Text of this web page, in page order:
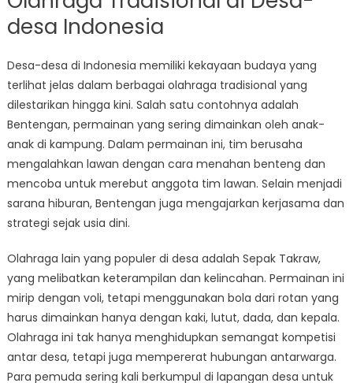
desa Indonesia
Desa-desa di Indonesia memiliki kekayaan budaya yang
terlihat jelas dalam berbagai olahraga tradisional yang
dilestarikan hingga kini. Salah satu contohnya adalah
Bentengan, permainan yang sering dimainkan oleh anak-
anak di kampung. Dalam permainan ini, tim berusaha
mengalahkan lawan dengan cara menahan benteng dan
mencoba untuk merebut anggota tim lawan. Selain menjadi
sarana hiburan, Bentengan juga mengajarkan kerjasama dan
strategi sejak usia dini.
Olahraga lain yang populer di desa adalah Sepak Takraw,
yang melibatkan keterampilan dan kelincahan. Permainan ini
mirip dengan voli, tetapi menggunakan bola dari rotan yang
harus dimainkan hanya dengan kaki, lutut, dada, dan kepala.
Olahraga ini tak hanya menghidupkan semangat kompetisi
antar desa, tetapi juga mempererat hubungan antarwarga.
Para pemuda sering kali berkumpul di lapangan desa untuk